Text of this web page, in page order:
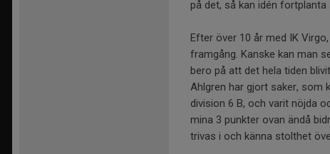
på det, så kan idén fortplanta
Efter över 10 år med IK
framgång. Kanske kan man
bero på att det hela tiden
Ahlgren har gjort saker, som
division 6 B, och varit nöjda
mina 3 punkter ovan ändå
trivas i och känna stolthet